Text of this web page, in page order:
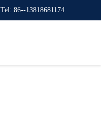
Tel: 86--13818681174